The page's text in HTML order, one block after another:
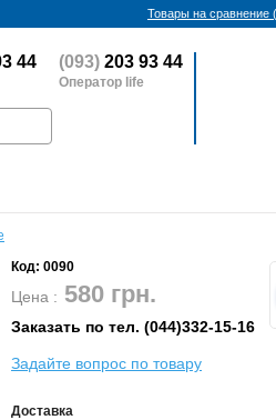
Товары на сравнение
44 (093) 203 93 44
Оператор life
Код: 0090
Цена : 580 грн.
Заказать по тел. (044)332-15-16
Задайте вопрос по товару
Доставка